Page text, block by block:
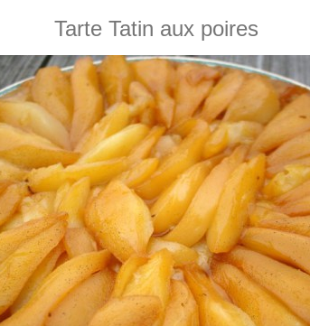
Tarte Tatin aux poires